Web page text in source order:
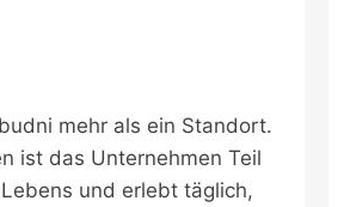
mehr als ein Standort.
ist das Unternehmen Teil
und erlebt täglich,